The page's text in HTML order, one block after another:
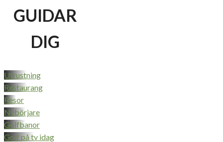
GUIDAR
DIG
Utrustning
Restaurang
Resor
Nybörjare
Golfbanor
Golf på tv idag